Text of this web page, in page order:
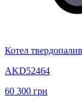
Котел
AKD52464
60 300 грн